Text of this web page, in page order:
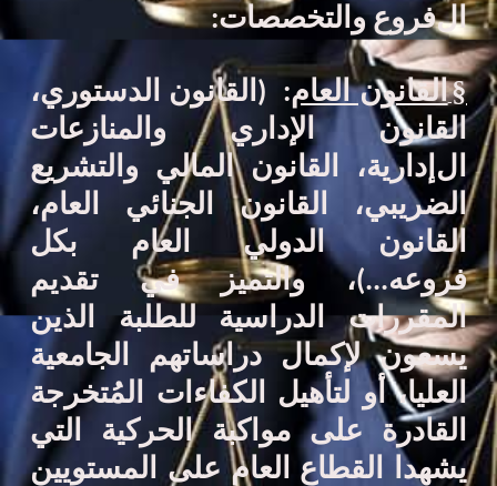
الفروع والتخصصات:
§القانون العام:
(القانون الدستوري،
القانون الإداري والمنازعات
الإدارية، القانون المالي والتشريع
الضريبي، القانون الجنائي العام،
القانون الدولي العام بكل
فروعه...
)،والتميز في تقديم
المقررات الدراسية للطلبة الذين
يسعون لإكمال دراساتهم الجامعية
العليا،أو لتأهيل الكفاءات المُتخرجة
القادرة على مواكبة الحركية التي
يشهدا القطاع العام على المستويين